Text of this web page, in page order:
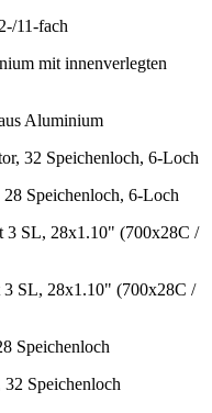
11-fach
mit innenverlegten
Aluminium
32 Speichenloch, 6-Loch
Speichenloch, 6-Loch
3 SL, 28x1.10" (700x28C /
SL, 28x1.10" (700x28C /
Speichenloch
Speichenloch